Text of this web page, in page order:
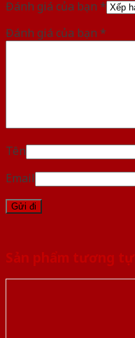
Đánh giá của bạn *
Đánh giá của bạn *
Tên
Email
Sản phẩm tương tự